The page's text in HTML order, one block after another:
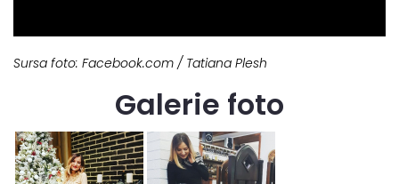
Sursa foto: Facebook.com / Tatiana Plesh
Galerie foto